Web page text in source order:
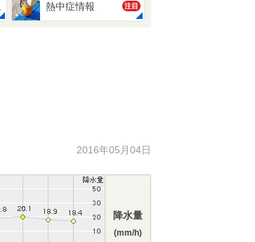
熱中症情報 注目
2016年05月04日
降水量
(mm/h)